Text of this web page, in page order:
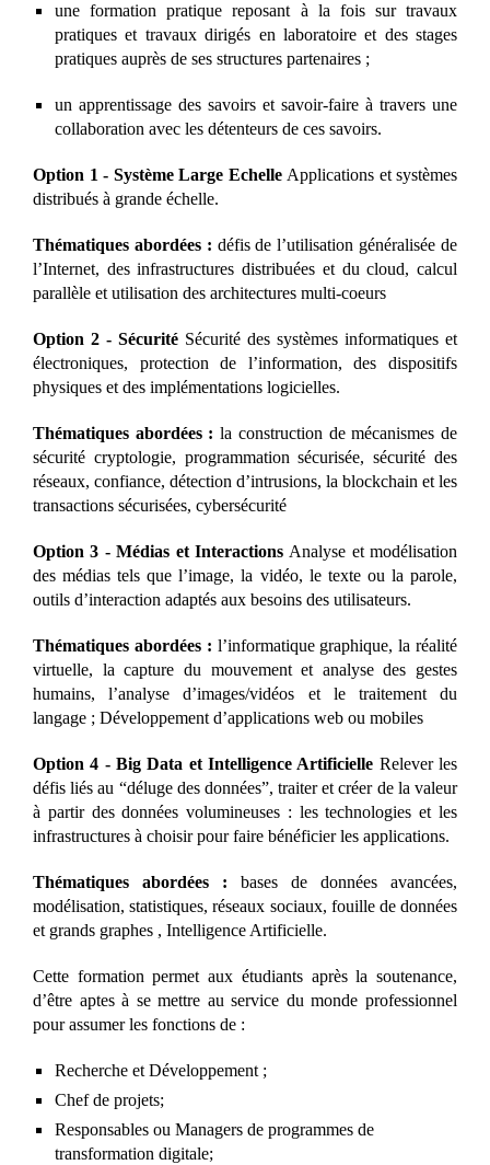
une formation pratique reposant à la fois sur travaux
pratiques et travaux dirigés en laboratoire et des stages
pratiques auprès de ses structures partenaires ;
un apprentissage des savoirs et savoir-faire à travers une
collaboration avec les détenteurs de ces savoirs.
Option 1 - Système Large Echelle Applications et systèmes
distribués à grande échelle.
Thématiques abordées : défis de l’utilisation généralisée de
l’Internet, des infrastructures distribuées et du cloud, calcul
parallèle et utilisation des architectures multi-coeurs
Option 2 - Sécurité Sécurité des systèmes informatiques et
électroniques, protection de l’information, des dispositifs
physiques et des implémentations logicielles.
Thématiques abordées : la construction de mécanismes de
sécurité cryptologie, programmation sécurisée, sécurité des
réseaux, confiance, détection d’intrusions, la blockchain et les
transactions sécurisées, cybersécurité
Option 3 - Médias et Interactions Analyse et modélisation
des médias tels que l’image, la vidéo, le texte ou la parole,
outils d’interaction adaptés aux besoins des utilisateurs.
Thématiques abordées : l’informatique graphique, la réalité
virtuelle, la capture du mouvement et analyse des gestes
humains, l’analyse d’images/vidéos et le traitement du
langage ; Développement d’applications web ou mobiles
Option 4 - Big Data et Intelligence Artificielle Relever les
défis liés au “déluge des données”, traiter et créer de la valeur
à partir des données volumineuses : les technologies et les
infrastructures à choisir pour faire bénéficier les applications.
Thématiques abordées : bases de données avancées,
modélisation, statistiques, réseaux sociaux, fouille de données
et grands graphes , Intelligence Artificielle.
Cette formation permet aux étudiants après la soutenance,
d’être aptes à se mettre au service du monde professionnel
pour assumer les fonctions de :
Recherche et Développement ;
Chef de projets;
Responsables ou Managers de programmes de
transformation digitale;